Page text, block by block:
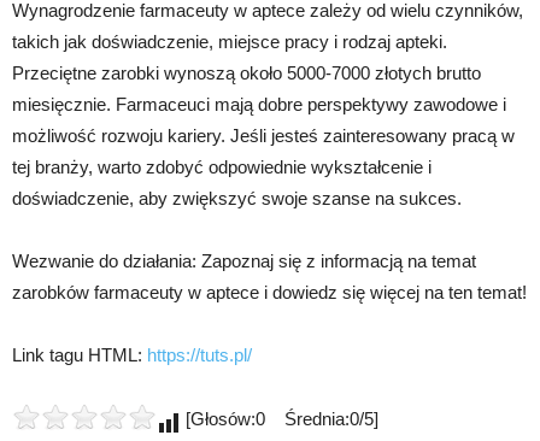
Wynagrodzenie farmaceuty w aptece zależy od wielu czynników,
takich jak doświadczenie, miejsce pracy i rodzaj apteki.
Przeciętne zarobki wynoszą około 5000-7000 złotych brutto
miesięcznie. Farmaceuci mają dobre perspektywy zawodowe i
możliwość rozwoju kariery. Jeśli jesteś zainteresowany pracą w
tej branży, warto zdobyć odpowiednie wykształcenie i
doświadczenie, aby zwiększyć swoje szanse na sukces.
Wezwanie do działania: Zapoznaj się z informacją na temat
zarobków farmaceuty w aptece i dowiedz się więcej na ten temat!
Link tagu HTML: https://tuts.pl/
[Głosów:0 Średnia:0/5]